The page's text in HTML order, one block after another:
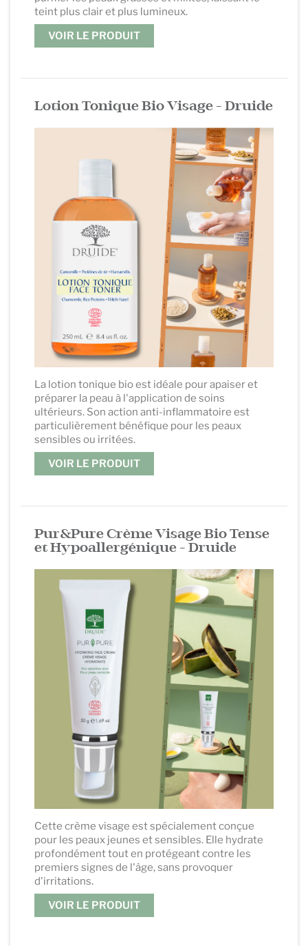
teint plus clair et plus lumineux.
VOIR LE PRODUIT
Lotion Tonique Bio Visage - Druide
La lotion tonique bio est idéale pour apaiser et
préparer la peau à l'application de soins
ultérieurs. Son action anti-inflammatoire est
particulièrement bénéfique pour les peaux
sensibles ou irritées.
VOIR LE PRODUIT
Pur&Pure Crème Visage Bio Tense
et Hypoallergénique - Druide
Cette crème visage est spécialement conçue
pour les peaux jeunes et sensibles. Elle hydrate
profondément tout en protégeant contre les
premiers signes de l'âge, sans provoquer
d'irritations.
VOIR LE PRODUIT